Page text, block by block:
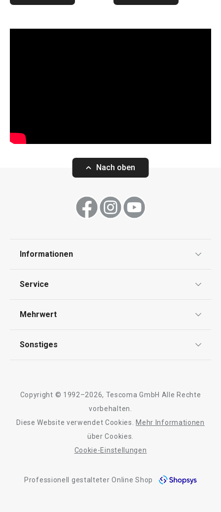
Nach oben
Informationen
Impressum
Service
Kontaktformular
Mehrwert
Qualität
Sonstiges
Copyright © 1992–2026, Tescoma GmbH Alle Rechte
vorbehalten.
Diese Website verwendet Cookies. Mehr Informationen
über Cookies.
Cookie-Einstellungen
Professionell gestalteter Online Shop